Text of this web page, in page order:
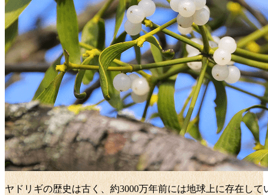
ヤドリギの歴史は古く、約3000万年前には地球上に存在し